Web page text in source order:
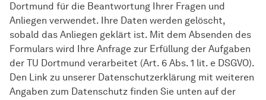
Dortmund für die Beantwortung Ihrer Fragen und
Anliegen verwendet. Ihre Daten werden gelöscht,
sobald das Anliegen geklärt ist. Mit dem Absenden des
Formulars wird Ihre Anfrage zur Erfüllung der Aufgaben
der TU Dortmund verarbeitet (Art. 6 Abs. 1 lit. e DSGVO).
Den Link zu unserer Datenschutzerklärung mit weiteren
Angaben zum Datenschutz finden Sie unten auf der